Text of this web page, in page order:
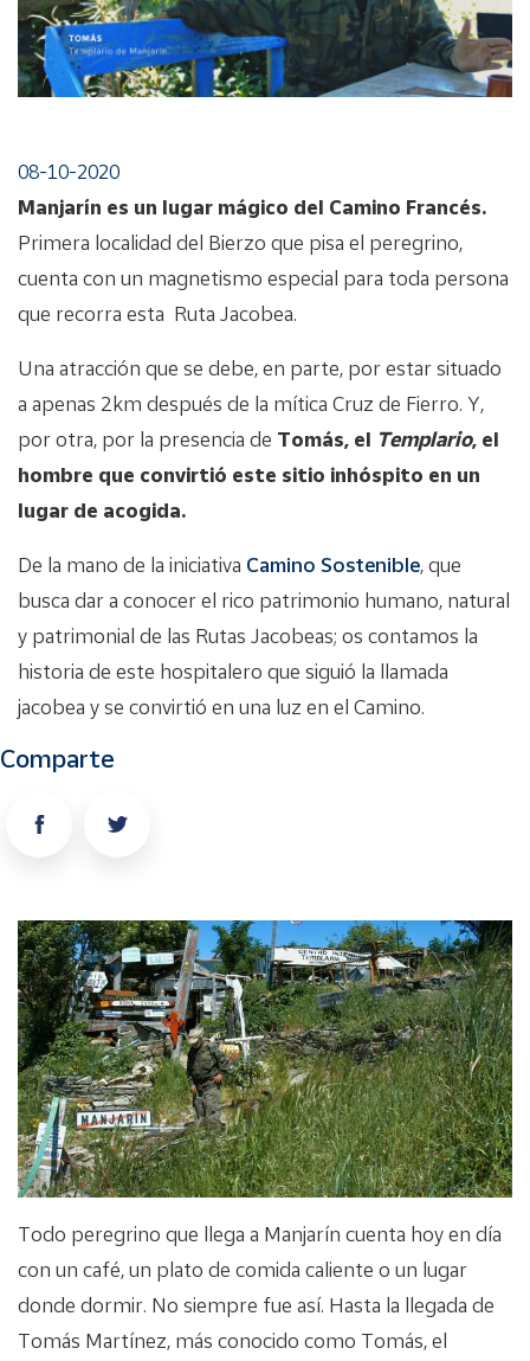
08-10-2020
Manjarín es un lugar mágico del Camino Francés.
Primera localidad del Bierzo que pisa el peregrino,
cuenta con un magnetismo especial para toda persona
que recorra esta Ruta Jacobea.
Una atracción que se debe, en parte, por estar situado
a apenas 2km después de la mítica Cruz de Fierro. Y,
por otra, por la presencia de Tomás, el Templario, el
hombre que convirtió este sitio inhóspito en un
lugar de acogida.
De la mano de la iniciativa Camino Sostenible, que
busca dar a conocer el rico patrimonio humano, natural
y patrimonial de las Rutas Jacobeas; os contamos la
historia de este hospitalero que siguió la llamada
jacobea y se convirtió en una luz en el Camino.
Todo peregrino que llega a Manjarín cuenta hoy en día
con un café, un plato de comida caliente o un lugar
donde dormir. No siempre fue así. Hasta la llegada de
Tomás Martínez, más conocido como Tomás, el
Comparte